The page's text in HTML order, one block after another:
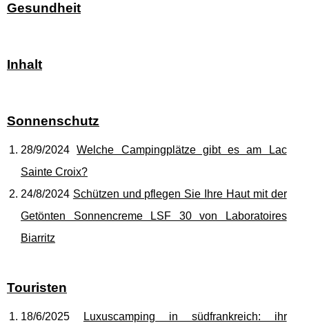
Gesundheit
Inhalt
Sonnenschutz
28/9/2024Welche Campingplätze gibt es am Lac
Sainte Croix?
24/8/2024 Schützen und pflegen Sie Ihre Haut mit der
Getönten Sonnencreme LSF 30 von Laboratoires
Biarritz
Touristen
18/6/2025
Luxuscamping in südfrankreich: ihr